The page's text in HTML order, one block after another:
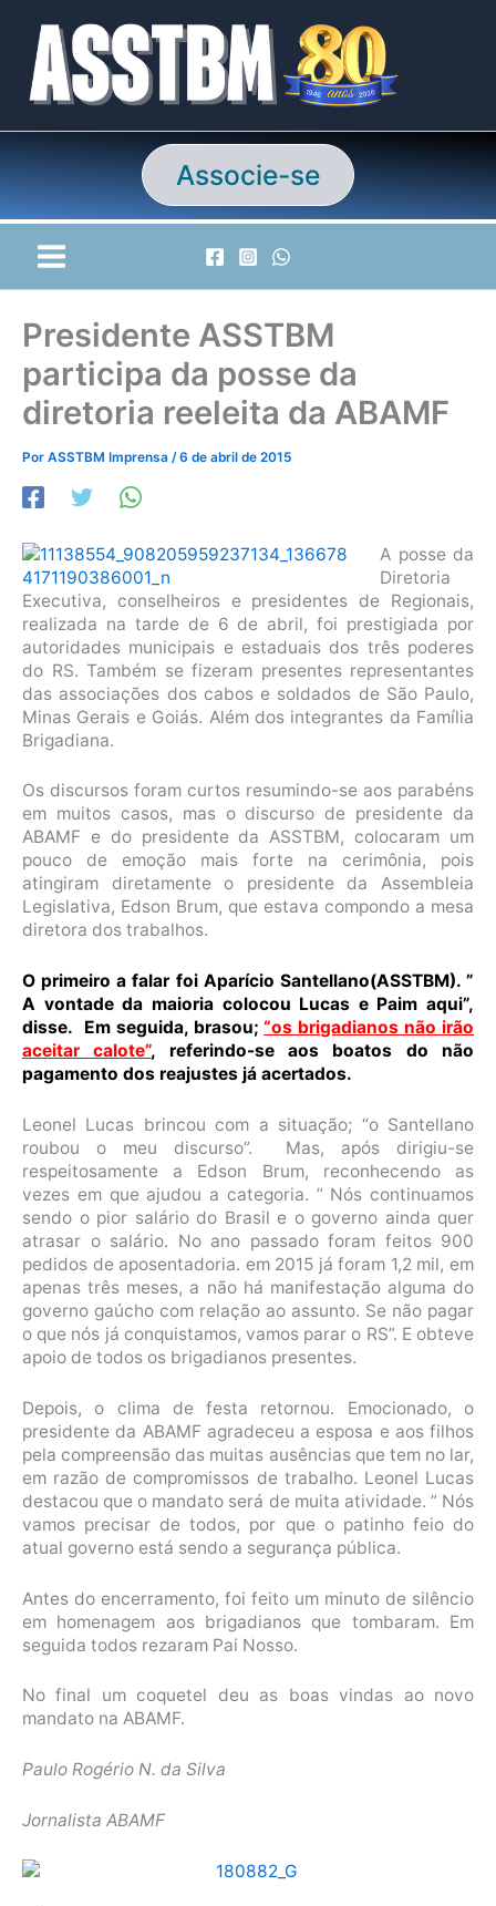
conteúdo
Associe-se
Presidente ASSTBM
participa da posse da
diretoria reeleita da ABAMF
Por ASSTBM Imprensa /6 de abril de 2015
A posse da
Diretoria
Executiva, conselheiros e presidentes de Regionais,
realizada na tarde de 6 de abril, foi prestigiada por
autoridades municipais e estaduais dos três poderes
do RS. Também se fizeram presentes representantes
das associações dos cabos e soldados de São Paulo,
Minas Gerais e Goiás. Além dos integrantes da Família
Brigadiana.
Os discursos foram curtos resumindo-se aos parabéns
em muitos casos, mas o discurso de presidente da
ABAMF e do presidente da ASSTBM, colocaram um
pouco de emoção mais forte na cerimônia, pois
atingiram diretamente o presidente da Assembleia
Legislativa, Edson Brum, que estava compondo a mesa
diretora dos trabalhos.
O primeiro a falar foi Aparício Santellano(ASSTBM). ”
A vontade da maioria colocou Lucas e Paim aqui”,
disse. Em seguida, brasou;“os brigadianos não irão
aceitar calote”, referindo-se aos boatos do não
pagamento dos reajustes já acertados.
Leonel Lucas brincou com a situação; “o Santellano
roubou o meu discurso”. Mas, após dirigiu-se
respeitosamente a Edson Brum, reconhecendo as
vezes em que ajudou a categoria. ” Nós continuamos
sendo o pior salário do Brasil e o governo ainda quer
atrasar o salário. No ano passado foram feitos 900
pedidos de aposentadoria. em 2015 já foram 1,2 mil, em
apenas três meses, a não há manifestação alguma do
governo gaúcho com relação ao assunto. Se não pagar
o que nós já conquistamos, vamos parar o RS”. E obteve
apoio de todos os brigadianos presentes.
Depois, o clima de festa retornou. Emocionado, o
presidente da ABAMF agradeceu a esposa e aos filhos
pela compreensão das muitas ausências que tem no lar,
em razão de compromissos de trabalho. Leonel Lucas
destacou que o mandato será de muita atividade. ” Nós
vamos precisar de todos, por que o patinho feio do
atual governo está sendo a segurança pública.
Antes do encerramento, foi feito um minuto de silêncio
em homenagem aos brigadianos que tombaram. Em
seguida todos rezaram Pai Nosso.
No final um coquetel deu as boas vindas ao novo
mandato na ABAMF.
Paulo Rogério N. da Silva
Jornalista ABAMF